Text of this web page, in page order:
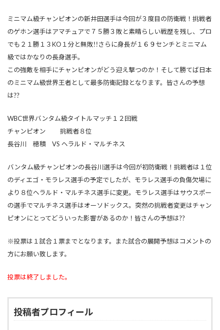
ミニマム級チャンピオンの新井田選手は今回が３度目の防衛戦！挑戦者
のゲホン選手はアマチュアで７５勝３敗と素晴らしい戦歴を残し、プロ
でも２１勝１３KO１分と無敗!!さらに身長が１６９センチとミニマム
級ではかなりの長身選手。
この強敵を相手にチャンピオンがどう迎え撃つのか！そして勝てば日本
のミニマム級世界王者として最多防衛記録となります。皆さんの予想
は??
WBC世界バンタム級タイトルマッチ１２回戦
チャンピオン 挑戦者８位
長谷川 穂積 VS ヘラルド・マルチネス
バンタム級チャンピオンの長谷川選手は今回が初防衛戦！挑戦者は１位
のディエゴ・モラレス選手の予定でしたが、モラレス選手の負傷欠場に
より８位ヘラルド・マルチネス選手に変更。モラレス選手はサウスポー
の選手でマルチネス選手はオーソドックス。突然の挑戦者変更はチャン
ピオンにとってどういった影響があるのか！皆さんの予想は??
※投票は１試合１票までとなります。また試合の展開予想はコメントの
方にお願い致します。
投票は終了しました。
投稿者プロフィール